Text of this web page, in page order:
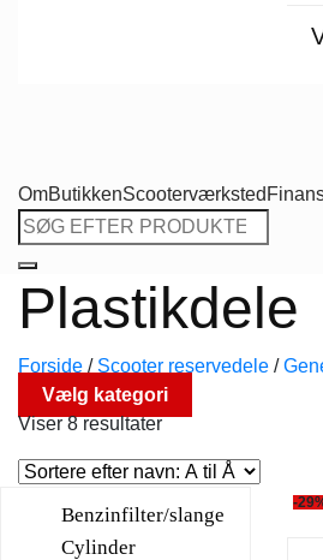
OmButikkenScooterværksted
Søg
efter:
Plastikdele
Forside / Scooter reservedele /
Vælg kategori
Viser 8 resultater
Benzinfilter/slange
Cylinder
-